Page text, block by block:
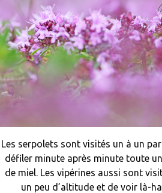
Les serpolets sont visités un à un
défiler minute après minute toute
de miel. Les vipérines aussi sont
un peu d’altitude et de voir là-